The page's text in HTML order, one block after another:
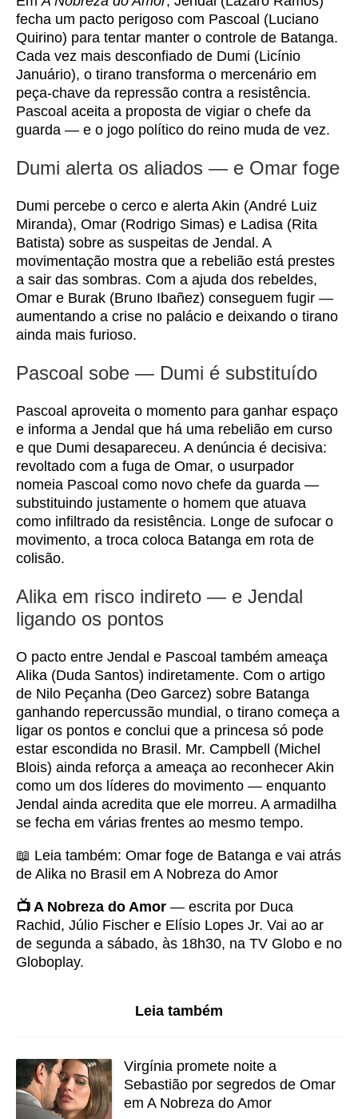
fecha um pacto perigoso com Pascoal (Luciano
Quirino) para tentar manter o controle de Batanga.
Cada vez mais desconfiado de Dumi (Licínio
Januário), o tirano transforma o mercenário em
peça-chave da repressão contra a resistência.
Pascoal aceita a proposta de vigiar o chefe da
guarda — e o jogo político do reino muda de vez.
Dumi alerta os aliados — e Omar foge
Dumi percebe o cerco e alerta Akin (André Luiz
Miranda), Omar (Rodrigo Simas) e Ladisa (Rita
Batista) sobre as suspeitas de Jendal. A
movimentação mostra que a rebelião está prestes
a sair das sombras. Com a ajuda dos rebeldes,
Omar e Burak (Bruno Ibañez) conseguem fugir —
aumentando a crise no palácio e deixando o tirano
ainda mais furioso.
Pascoal sobe — Dumi é substituído
Pascoal aproveita o momento para ganhar espaço
e informa a Jendal que há uma rebelião em curso
e que Dumi desapareceu. A denúncia é decisiva:
revoltado com a fuga de Omar, o usurpador
nomeia Pascoal como novo chefe da guarda —
substituindo justamente o homem que atuava
como infiltrado da resistência. Longe de sufocar o
movimento, a troca coloca Batanga em rota de
colisão.
Alika em risco indireto — e Jendal
ligando os pontos
O pacto entre Jendal e Pascoal também ameaça
Alika (Duda Santos) indiretamente. Com o artigo
de Nilo Peçanha (Deo Garcez) sobre Batanga
ganhando repercussão mundial, o tirano começa a
ligar os pontos e conclui que a princesa só pode
estar escondida no Brasil. Mr. Campbell (Michel
Blois) ainda reforça a ameaça ao reconhecer Akin
como um dos líderes do movimento — enquanto
Jendal ainda acredita que ele morreu. A armadilha
se fecha em várias frentes ao mesmo tempo.
📖 Leia também: Omar foge de Batanga e vai atrás
de Alika no Brasil em A Nobreza do Amor
📺 A Nobreza do Amor — escrita por Duca
Rachid, Júlio Fischer e Elísio Lopes Jr. Vai ao ar
de segunda a sábado, às 18h30, na TV Globo e no
Globoplay.
Leia também
Virgínia promete noite a
Sebastião por segredos de Omar
em A Nobreza do Amor